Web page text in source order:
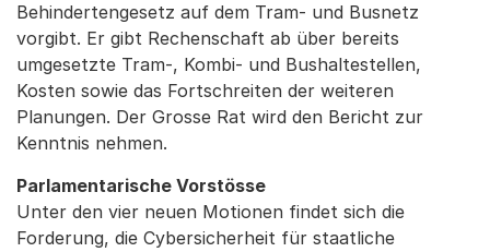
Behindertengesetz auf dem Tram- und Busnetz
vorgibt. Er gibt Rechenschaft ab über bereits
umgesetzte Tram-, Kombi- und Bushaltestellen,
Kosten sowie das Fortschreiten der weiteren
Planungen. Der Grosse Rat wird den Bericht zur
Kenntnis nehmen.
Parlamentarische Vorstösse
Unter den vier neuen Motionen findet sich die
Forderung, die Cybersicherheit für staatliche